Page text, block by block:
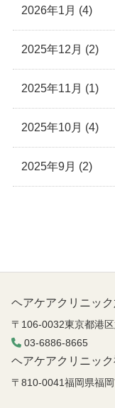
2026年1月 (4)
2025年12月 (2)
2025年11月 (1)
2025年10月 (4)
2025年9月 (2)
ヘアケアクリニッ
〒106-0032東京都港
03-6886-8665
ヘアケアクリニッ
〒810-0041福岡県福